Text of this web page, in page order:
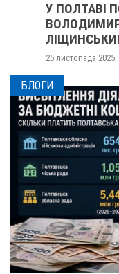
У ПОЛТАВІ
ВОЛОДИМИРОМ
ЛІЩИНСЬКИМ
25 листопада 2025 0
БЛОГИ